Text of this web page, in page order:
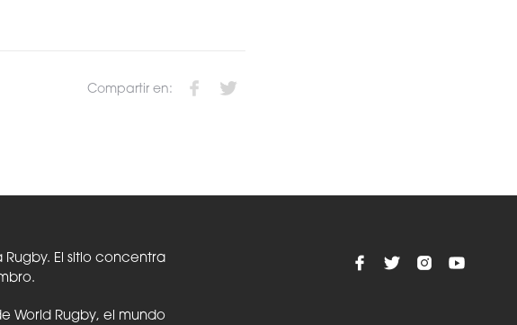
Compartir en:
El sitio concentra
World Rugby, el mundo